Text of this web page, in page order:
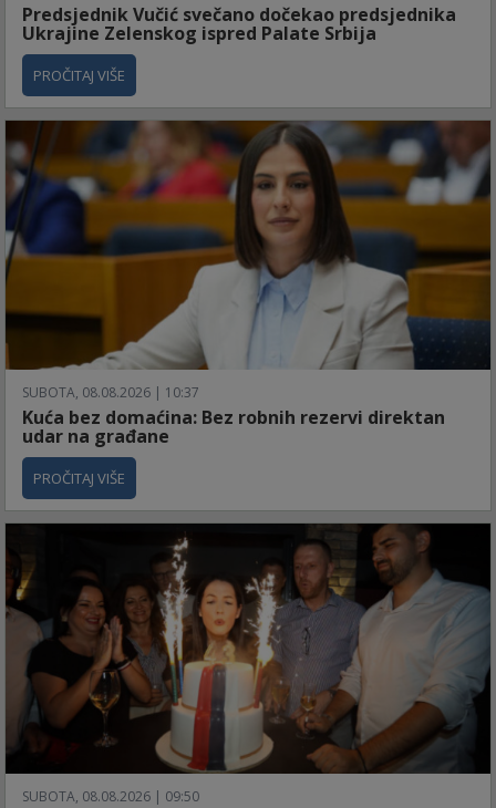
Predsjednik Vučić svečano dočekao predsjednika
Ukrajine Zelenskog ispred Palate Srbija
PROČITAJ VIŠE
SUBOTA, 08.08.2026 | 10:37
Kuća bez domaćina: Bez robnih rezervi direktan
udar na građane
PROČITAJ VIŠE
SUBOTA, 08.08.2026 | 09:50